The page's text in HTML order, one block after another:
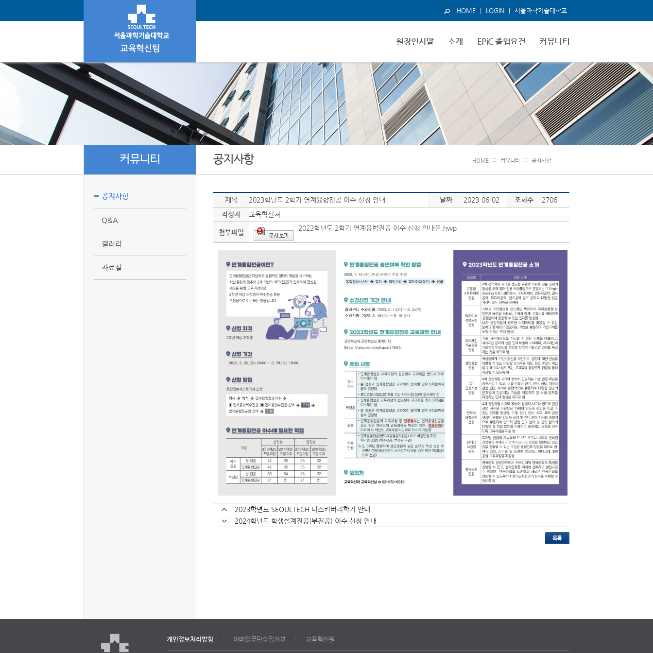
HOME LOGIN 서울과학기술대학교
원장인사말 소개 EPiC 졸업요건 커뮤니티
커뮤니티 공지사항 :: 공지사항
:: 커뮤니티
HOME
공지사항
Q&A
갤러리
자료실
제목 2023학년도 2학기 연계융합전공 이수 신청 안내 날짜 2023-06-02 조회수
2706
작성자
교육혁신처
첨부파일
2023학년도 2학기 연계융합전공 이수 신청 안내문.hwp
2023학년도 SEOULTECH 디스커버리학기 안내
2024학년도 학생설계전공(부전공) 이수 신청 안내
개인정보처리방침 이메일무단수집거부 교육혁신원